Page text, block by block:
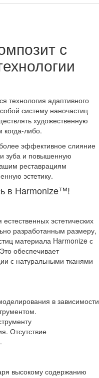
с
технология адаптивного
систему наночастиц
художественную
когда-либо.
эффективное слияние
зуба и повышенную
реставрациям
эстетику.
в Harmonize™!
эстетических
разработанным размеру,
материала Harmonize с
обеспечивает
с натуральными тканями
в зависимости
Отсутствие
высокому содержанию